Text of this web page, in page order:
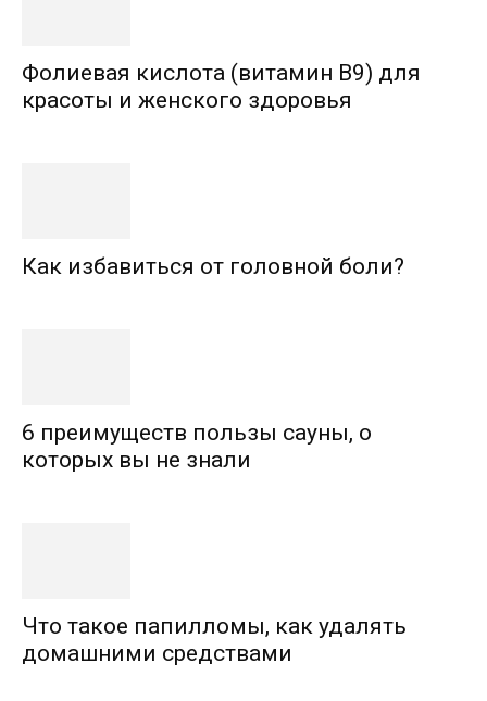
Фолиевая кислота (витамин В9) для
красоты и женского здоровья
Как избавиться от головной боли?
6 преимуществ пользы сауны, о
которых вы не знали
Что такое папилломы, как удалять
домашними средствами